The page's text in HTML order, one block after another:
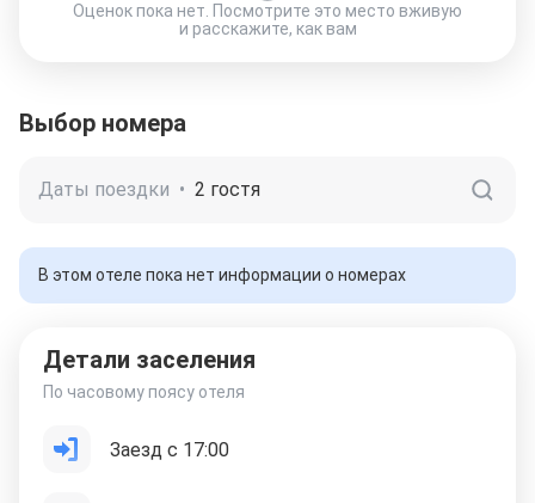
Оценок пока нет. Посмотрите это место вживую
и расскажите, как вам
Выбор номера
Даты поездки • 2 гостя
В этом отеле пока нет информации о номерах
Детали заселения
По часовому поясу отеля
Заезд с 17:00